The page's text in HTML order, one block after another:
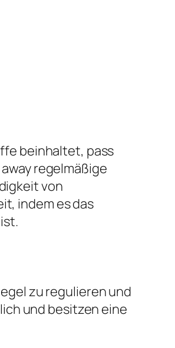
beinhaltet, pass
regelmäßige
von
indem es das
zu regulieren und
und besitzen eine